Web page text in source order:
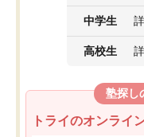
中学生
高校生
塾探し
トライのオンライ